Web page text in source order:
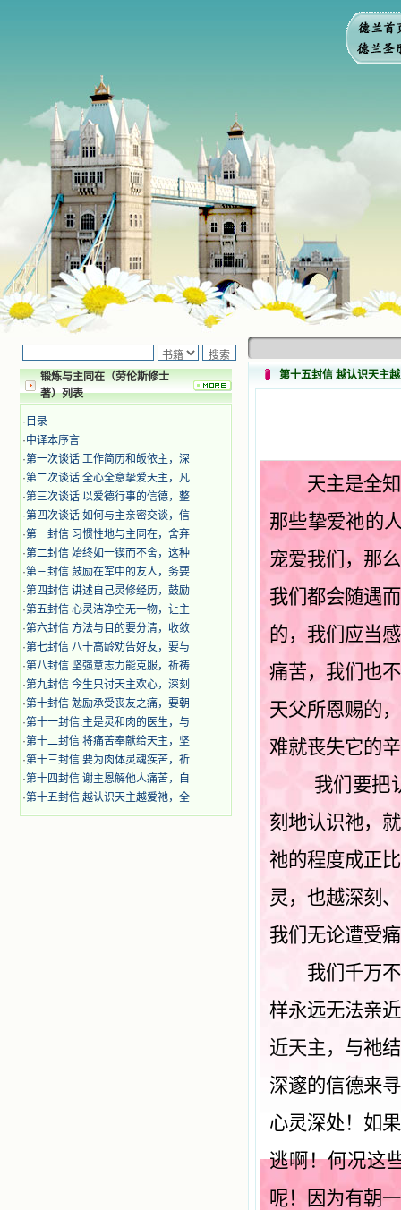
锻炼与主同在（劳伦斯修士
著）列表
· 目录
·中译本序言
·第一次谈话 工作简历和皈依主，深
·第二次谈话 全心全意挚爱天主，凡
·第三次谈话 以爱德行事的信德，整
·第四次谈话 如何与主亲密交谈，信
·第一封信 习惯性地与主同在，舍弃
·第二封信 始终如一锲而不舍，这种
·第三封信 鼓励在军中的友人，务要
·第四封信 讲述自己灵修经历，鼓励
·第五封信 心灵洁净空无一物，让主
·第六封信 方法与目的要分清，收敛
·第七封信 八十高龄劝告好友，要与
·第八封信 坚强意志力能克服，祈祷
·第九封信 今生只讨天主欢心，深刻
·第十封信 勉励承受丧友之痛，要朝
·第十一封信:主是灵和肉的医生，与
·第十二封信 将痛苦奉献给天主，坚
·第十三封信 要为肉体灵魂疾苦，祈
·第十四封信 谢主恩解他人痛苦，自
·第十五封信 越认识天主越爱祂，全
第十五封信 越认识天主
天主是全
那些挚爱祂的
宠爱我们，那
我们都会随遇
的，我们应当
痛苦，我们也
天父所恩赐的
难就丧失它的
我们要把认
刻地认识祂，
祂的程度成正
灵，也越深刻
我们无论遭受
我们千万不
样永远无法亲
近天主， 与祂
深邃的信德来
心灵深处！如
逃啊！何况这
呢！因为有朝